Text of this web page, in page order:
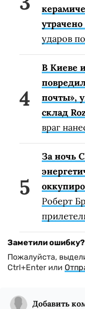
утрачено
ударов
В Киеве
почты»,
склад
враг
За ночь
Роберт
Заметили ошибку?
Пожалуйста,
Ctrl+Enter или
Добавить